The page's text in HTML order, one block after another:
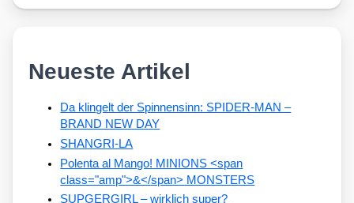
Neueste Artikel
Da klingelt der Spinnensinn: SPIDER-MAN –
BRAND NEW DAY
SHANGRI-LA
Polenta al Mango! MINIONS <span
class="amp">&</span> MONSTERS
SUPGERGIRL – wirklich super?